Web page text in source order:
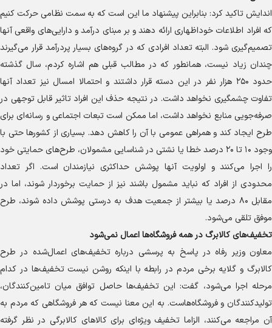
اندایش تاکید کرد: بنابراین پیشنهاد ما این است که به سمت نظامی حرکت کنیم
که افراد اطلاعات خوداظهاری ارائه دهند و بر مبنای درآمد و دارایی‌های واقعی آنها
تصمیم‌گیری شود. البته تعداد افرادی که در گروه‌های بسیار پردرآمد قرار می‌گیرند
چندان زیاد نیست، همانطور که در مطالب قبلی هم اشاره کردم، سال گذشته
حدود ۲۵۰ هزار نفر در این دسته قرار داشتند و احتمالا امسال نیز تعداد آنها
تفاوت چشمگیری نخواهد داشت. در نتیجه حذف این افراد تاثیر قابل توجهی در
صرفه‌جویی منابع نخواهد داشت، اما ممکن است تبعات اجتماعی و رسانه‌ای برای
طرح ایجاد کند و همراهی عمومی با آن را کاهش دهد. بسیاری از کشور‌ها حتی با
وجود ۱۰ تا ۲۰ درصد خطا یا نشتی در شناسایی مشمولان، طرح‌های حمایتی خود
را اجرا می‌کنند و اولویت آنها پوشش حداکثری نیازمندان است. اگر تعداد
محدودی از افراد که نباید مشمول باشند نیز از حمایت برخوردار شوند، اما در
مقابل ۸۰ درصد یا بیشتر از جمعیت هدف به درستی پوشش داده شوند، طرح
موفق تلقی می‌شود.
تخفیف‌های کالابرگ در همه فروشگاه‌ها اعمال نمی‌شود
معاون وزیر رفاه در پاسخ به پرسشی درباره تخفیف‌های اعمال‌شده در طرح
کالابرگ و گلایه برخی مردم در رابطه با اینکه روشن نیست تخفیف‌ها در کدام
مرحله اجرا می‌شود، گفت: این تخفیف‌ها حاصل توافق میان تامین‌کنندگان،
تولیدکنندگان و فروشگاه‌هاست. به این معنا نیست که هر فروشگاهی که مردم به
آن مراجعه می‌کنند، الزاما تخفیف ویژه‌ای برای کالا‌های کالابرگی در نظر گرفته